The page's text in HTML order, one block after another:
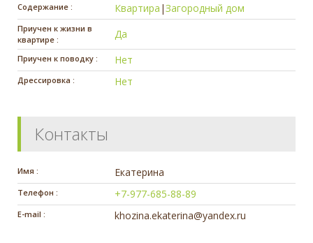
Содержание : Квартира |Загородный дом
Приучен к жизни в
квартире :
Да
Приучен к поводку : Нет
Дрессировка : Нет
Контакты
Имя : Екатерина
Телефон : +7-977-685-88-89
E-mail : khozina.ekaterina@yandex.ru